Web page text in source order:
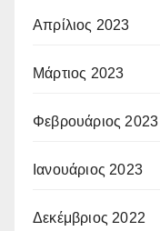
Απρίλιος 2023
Μάρτιος 2023
Φεβρουάριος 2023
Ιανουάριος 2023
Δεκέμβριος 2022